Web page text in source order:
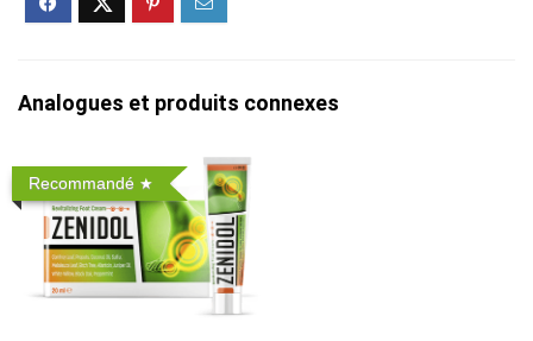
Analogues et produits connexes
Recommandé